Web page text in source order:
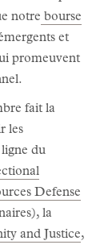
notre bourse
et
promeuvent
fait la
les
du
Defense
la
and Justice,